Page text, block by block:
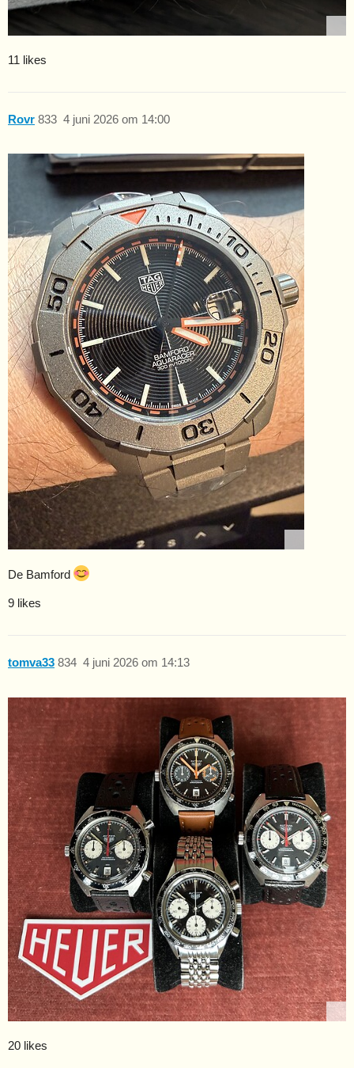
11 likes
Rovr 4 juni 2026 om 14:00
833
De Bamford
9 likes
tomva33 4 juni 2026 om 14:13
834
20 likes